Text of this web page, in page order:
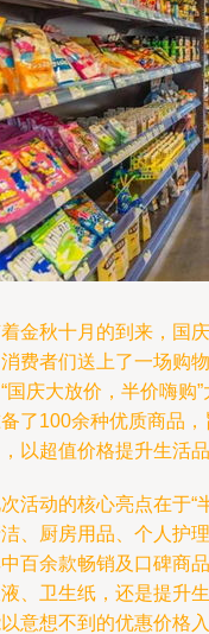
金秋十月的到来，国
费者们送上了一场购
国庆大放价，半价嗨购
了100余种优质商品
以超值价格提升生活品
活动的核心亮点在于“
、厨房用品、个人护
百余款畅销及口碑商
、卫生纸，还是提升
意想不到的优惠价格